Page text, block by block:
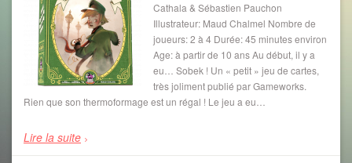
Cathala & Sébastien Pauchon
Illustrateur: Maud Chalmel Nombre de
joueurs: 2 à 4 Durée: 45 minutes environ
Age: à partir de 10 ans Au début, il y a
eu… Sobek ! Un « petit » jeu de cartes,
très joliment publié par Gameworks.
Rien que son thermoformage est un régal ! Le jeu a eu…
Lire la suite